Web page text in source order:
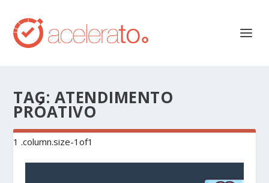
TAG: ATENDIMENTO
PRÓATIVO